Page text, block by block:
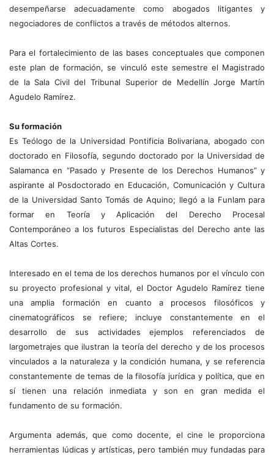
desempeñarse adecuadamente como abogados litigantes y
negociadores de conflictos a través de métodos alternos.
Para el fortalecimiento de las bases conceptuales que componen
este plan de formación, se vinculó este semestre el Magistrado
de la Sala Civil del Tribunal Superior de Medellín Jorge Martín
Agudelo Ramírez.
Su formación
Es Teólogo de la Universidad Pontificia Bolivariana, abogado con
doctorado en Filosofía, segundo doctorado por la Universidad de
Salamanca en “Pasado y Presente de los Derechos Humanos” y
aspirante al Posdoctorado en Educación, Comunicación y Cultura
de la Universidad Santo Tomás de Aquino; llegó a la Funlam para
formar en Teoría y Aplicación del Derecho Procesal
Contemporáneo a los futuros Especialistas del Derecho ante las
Altas Cortes.
Interesado en el tema de los derechos humanos por el vínculo con
su proyecto profesional y vital, el Doctor Agudelo Ramírez tiene
una amplia formación en cuanto a procesos filosóficos y
cinematográficos se refiere; incluye constantemente en el
desarrollo de sus actividades ejemplos referenciados de
largometrajes que ilustran la teoría del derecho y de los procesos
vinculados a la naturaleza y la condición humana, y se referencia
constantemente de temas de la filosofía jurídica y política, que en
sí tienen una relación inmediata y son en gran medida el
fundamento de su formación.
Argumenta además, que como docente, el cine le proporciona
herramientas lúdicas y artísticas, pero también muy fundadas para